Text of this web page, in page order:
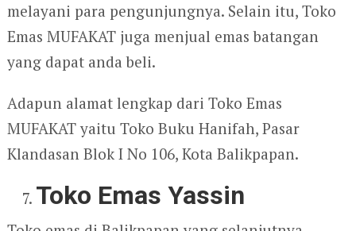
melayani para pengunjungnya. Selain itu, Toko
Emas MUFAKAT juga menjual emas batangan
yang dapat anda beli.
Adapun alamat lengkap dari Toko Emas
MUFAKAT yaitu Toko Buku Hanifah, Pasar
Klandasan Blok I No 106, Kota Balikpapan.
Toko Emas Yassin